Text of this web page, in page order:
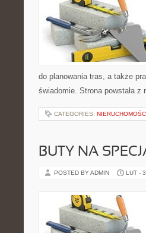
do planowania tras, a także
świadomie. Strona powstała
CATEGORIES:
BUTY NA
POSTED BY ADMIN LUT -